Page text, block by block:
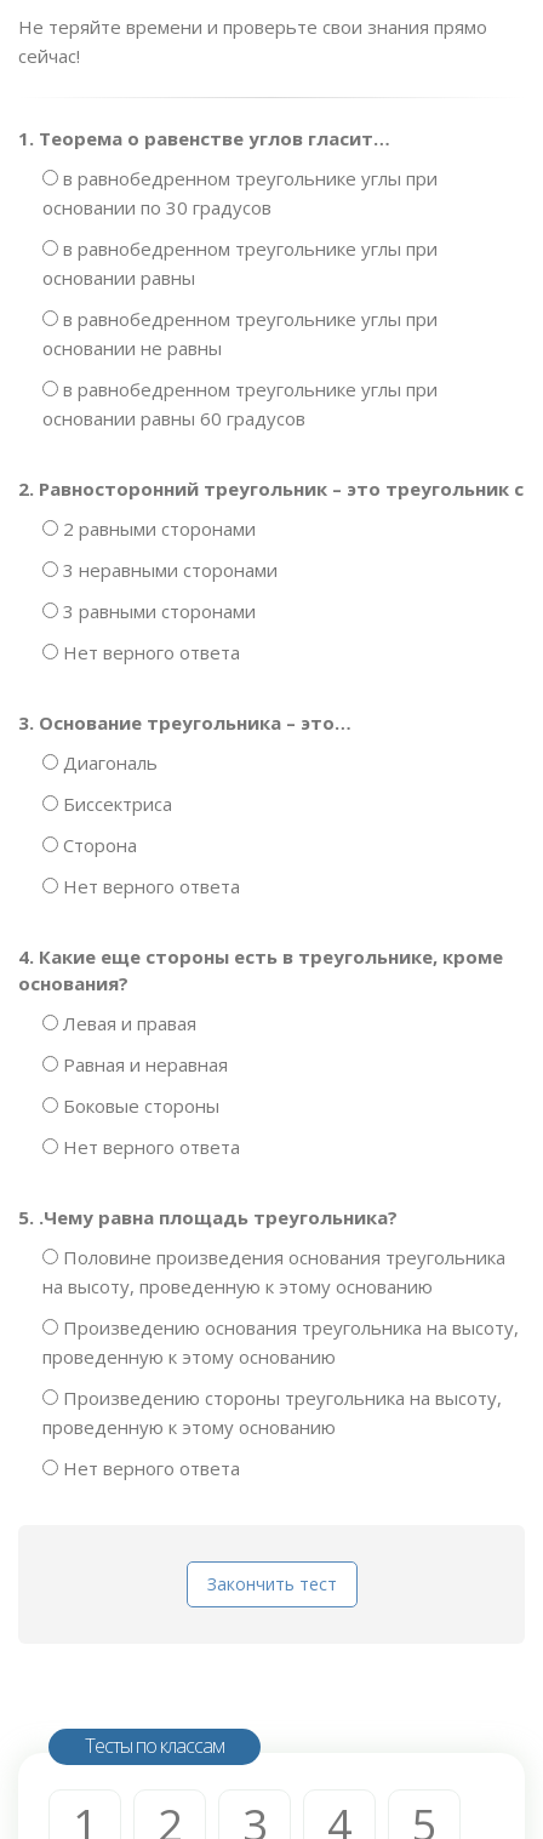
Не теряйте времени и проверьте свои знания прямо
сейчас!
1. Теорема о равенстве углов гласит…
в равнобедренном треугольнике углы при
основании по 30 градусов
в равнобедренном треугольнике углы при
основании равны
в равнобедренном треугольнике углы при
основании не равны
в равнобедренном треугольнике углы при
основании равны 60 градусов
2. Равносторонний треугольник – это треугольник с
2 равными сторонами
3 неравными сторонами
3 равными сторонами
Нет верного ответа
3. Основание треугольника – это…
Диагональ
Биссектриса
Сторона
Нет верного ответа
4. Какие еще стороны есть в треугольнике, кроме
основания?
Левая и правая
Равная и неравная
Боковые стороны
Нет верного ответа
5. .Чему равна площадь треугольника?
Половине произведения основания треугольника
на высоту, проведенную к этому основанию
Произведению основания треугольника на высоту,
проведенную к этому основанию
Произведению стороны треугольника на высоту,
проведенную к этому основанию
Нет верного ответа
Закончить тест
Тесты по классам
1 2 3 4 5